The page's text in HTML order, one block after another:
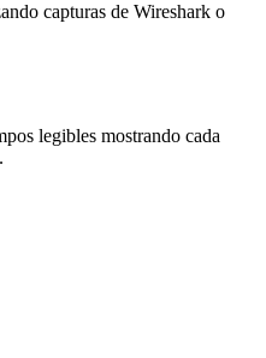
capturas de Wireshark o
legibles mostrando cada